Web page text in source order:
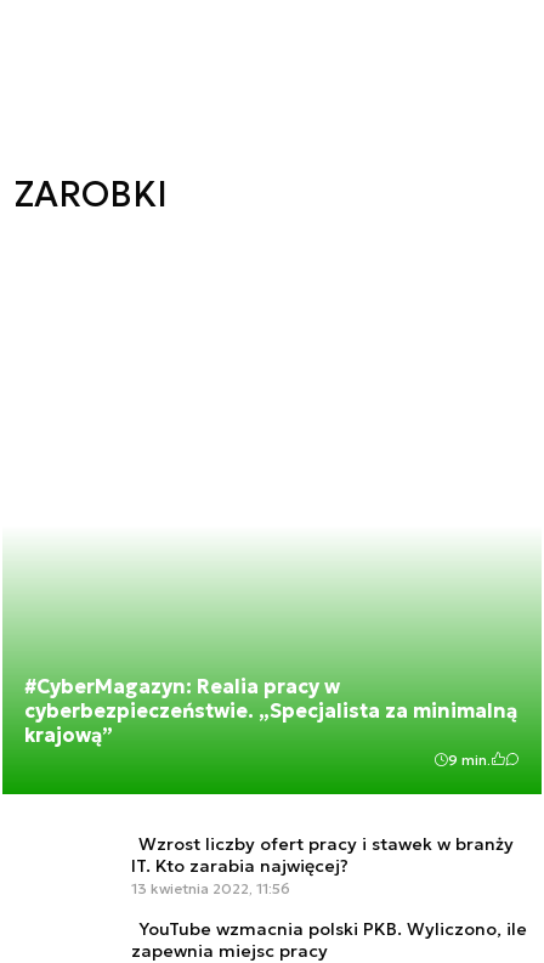
ZAROBKI
#CyberMagazyn: Realia pracy w
cyberbezpieczeństwie. „Specjalista za minimalną
krajową”
9 min.
Wzrost liczby ofert pracy i stawek w branży
IT. Kto zarabia najwięcej?
13 kwietnia 2022, 11:56
YouTube wzmacnia polski PKB. Wyliczono, ile
zapewnia miejsc pracy